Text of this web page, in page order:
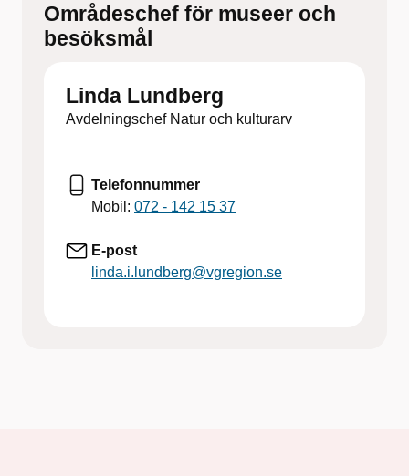
Områdeschef för museer och
besöksmål
Linda Lundberg
Avdelningschef Natur och kulturarv
Telefonnummer
Mobil: 072 - 142 15 37
E-post
linda.i.lundberg@vgregion.se